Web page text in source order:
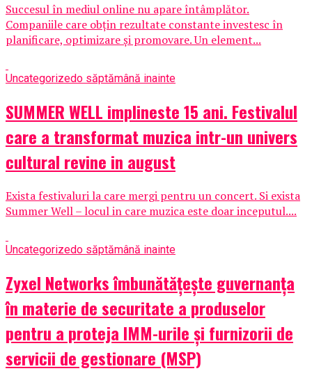
Succesul în mediul online nu apare întâmplător.
Companiile care obțin rezultate constante investesc în
planificare, optimizare și promovare. Un element...
Uncategorizedo săptămână inainte
SUMMER WELL implineste 15 ani. Festivalul
care a transformat muzica intr-un univers
cultural revine in august
Exista festivaluri la care mergi pentru un concert. Si exista
Summer Well – locul in care muzica este doar inceputul....
Uncategorizedo săptămână inainte
Zyxel Networks îmbunătățește guvernanța
în materie de securitate a produselor
pentru a proteja IMM-urile și furnizorii de
servicii de gestionare (MSP)